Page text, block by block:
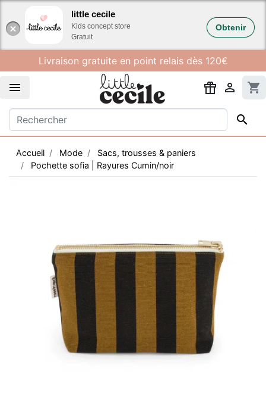
little cecile
Kids concept store
Gratuit
Obtenir
Livraison gratuite en point relais dès 120€
  shopping_cart

Accueil Mode
Sacs, trousses & paniers
Pochette sofia | Rayures Cumin/noir